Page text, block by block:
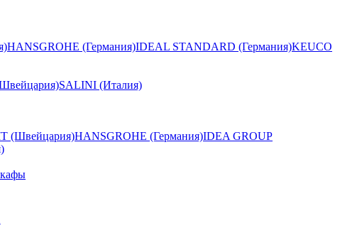
HANSGROHE (Германия)IDEAL STANDARD (Германия)KEUCO
SALINI (Италия)
(Швейцария)HANSGROHE (Германия)IDEA GROUP